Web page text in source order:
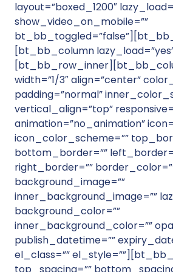
layout=”boxed_1200″
show_video_on_mobile=””
[bt_bb_column lazy_load=”yes”
width=”1/3″ align=”center”
padding=”normal”
vertical_align=”top”
animation=”no_animation”
icon_color_scheme=””
bottom_border=””
right_border=””
background_image=””
inner_background_image=””
background_color=””
inner_background_color=””
publish_datetime=””
el_class=””